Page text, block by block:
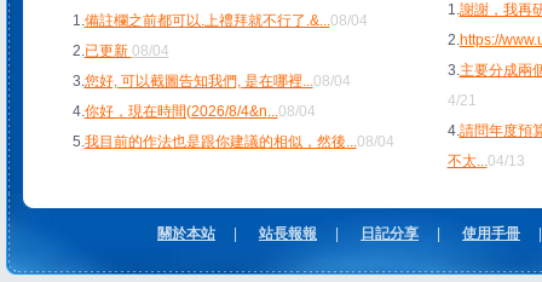
1.備註欄之前都可以.上禮拜就不行了.&...08/04
2.已更新 08/04
3.您好, 可以截圖告知我們, 是在哪裡...08/04
4.你好，現在時間(2026/8/4&n...08/04
5.我目前的作法也是跟你建議的相似，然後...08/04
1.謝謝，我再
2.https://
3.主要分成兩
4/21
4.請問年度預
不太...04/13
關於本站 站長報報 日記分享 使用手冊